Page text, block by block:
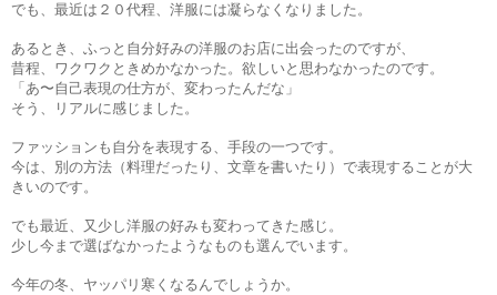
でも、最近は２０代程、洋服には凝らなくなりました。
あるとき、ふっと自分好みの洋服のお店に出会ったのですが、
昔程、ワクワクときめかなかった。欲しいと思わなかったのです。
「あ〜自己表現の仕方が、変わったんだな」
そう、リアルに感じました。
ファッションも自分を表現する、手段の一つです。
今は、別の方法（料理だったり、文章を書いたり）で表現することが大
きいのです。
でも最近、又少し洋服の好みも変わってきた感じ。
少し今まで選ばなかったようなものも選んでいます。
今年の冬、ヤッパリ寒くなるんでしょうか。